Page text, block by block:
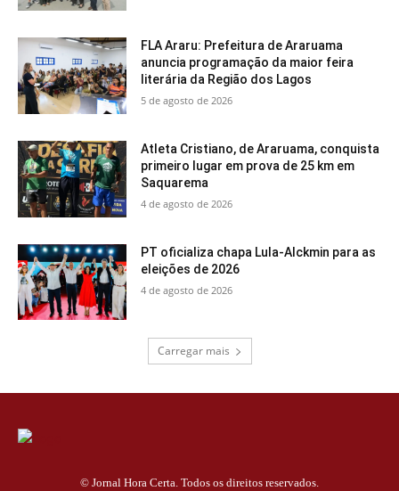
FLA Araru: Prefeitura de Araruama
anuncia programação da maior feira
literária da Região dos Lagos
5 de agosto de 2026
Atleta Cristiano, de Araruama, conquista
primeiro lugar em prova de 25 km em
Saquarema
4 de agosto de 2026
PT oficializa chapa Lula-Alckmin para as
eleições de 2026
4 de agosto de 2026
Carregar mais
© Jornal Hora Certa. Todos os direitos reservados.